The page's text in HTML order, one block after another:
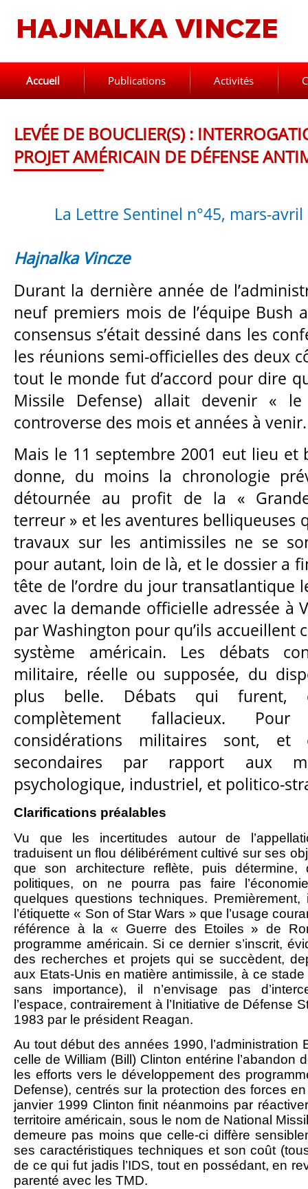
Accueil Publications Activités
LEVÉE DE BOUCLIER(S) :
PROJET AMÉRICAIN DE DÉFENSE
La Lettre Sentinel n°45, mars-avril
Hajnalka Vincze
Durant la dernière année de
neuf premiers mois de l’équipe Bush
consensus s’était dessiné dans les
les réunions semi-officielles des deux
tout le monde fut d’accord pour dire
Missile Defense) allait devenir «
controverse des mois et années à venir.
Mais le 11 septembre 2001 eut lieu et
donne, du moins la chronologie
détournée au profit de la «
terreur » et les aventures belliqueuses
travaux sur les antimissiles ne se
pour autant, loin de là, et le dossier a
tête de l’ordre du jour transatlantique
avec la demande officielle adressée à
par Washington pour qu’ils accueillent
système américain. Les débats
militaire, réelle ou supposée, du
plus belle. Débats qui furent,
complètement fallacieux.
considérations militaires sont,
secondaires par rapport aux
psychologique, industriel, et politico-
Clarifications préalables
Vu que les incertitudes autour de
traduisent un flou délibérément cultivé sur ses
que son architecture reflète, puis détermine,
politiques, on ne pourra pas faire
quelques questions techniques.
l’étiquette « Son of Star Wars » que l’usage
référence à la « Guerre des Etoiles » de
programme américain. Si ce dernier s’inscrit,
des recherches et projets qui se succèdent,
aux Etats-Unis en matière antimissile, à ce stade
sans importance), il n’envisage pas
l’espace, contrairement à l’Initiative de Défense
1983 par le président Reagan.
Au tout début des années 1990, l’administration
celle de William (Bill) Clinton entérine l’abandon
les efforts vers le développement des
Defense), centrés sur la protection des forces
janvier 1999 Clinton finit néanmoins par
territoire américain, sous le nom de National
demeure pas moins que celle-ci diffère
ses caractéristiques techniques et son coût
de ce qui fut jadis l’IDS, tout en possédant, en
parenté avec les TMD.